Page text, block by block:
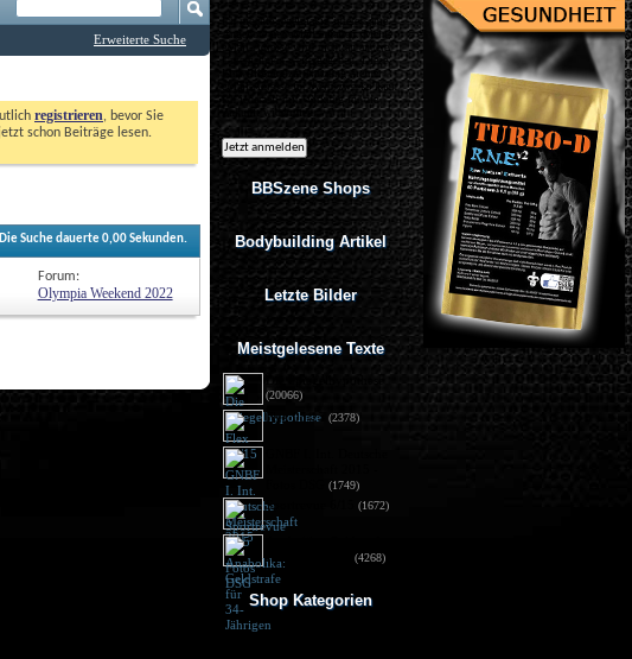
Erweiterte Suche
registrieren, bevor Sie
schon Beiträge lesen.
Die Suche dauerte0,00 Sekunden.
Forum:
Olympia Weekend 2022
Ich möchte regelmäßig interessante
Angebote per eMail erhalten. Meine
eMail-Adresse wird nicht an andere
Unternehmen weitergegeben. Diese
Einwilligung zur Nutzung meiner
eMail-Adresse für Werbezwecke kann
ich jederzeit mit Wirkung für die
Zukunft widerrufen.
BBSzene Shops
Bodybuilding Artikel
Letzte Bilder
Meistgelesene Texte
Die Spiegelhypothese
(20066)
Flex 05/15 (2378)
(1749)
Sportrevue 6/15 (1672)
für 34-Jährigen
(4268)
Shop Kategorien
Frauen Fitness